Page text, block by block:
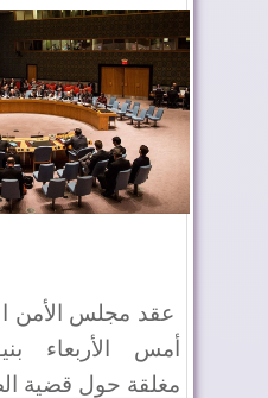
عقد مجلس الأمن
أمس الأربعاء
مغلقة حول قضية